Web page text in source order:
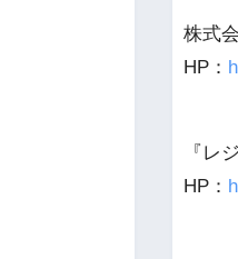
株式
HP：
『レ
HP：